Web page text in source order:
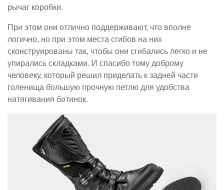
рычаг коробки.
При этом они отлично поддерживают, что вполне
логично, но при этом места сгибов на них
сконструированы так, чтобы они сгибались легко и не
упирались складками. И спасибо тому доброму
человеку, который решил приделать к задней части
голенища большую прочную петлю для удобства
натягивания ботинок.